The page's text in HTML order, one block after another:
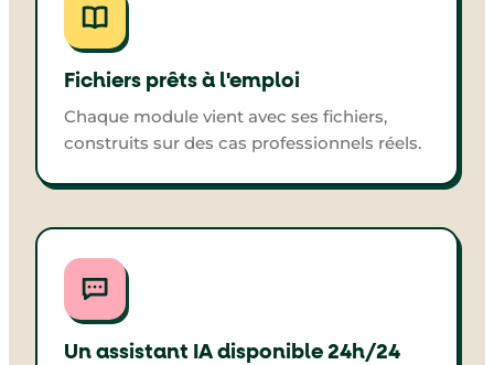
Fichiers prêts à l'emploi
Chaque module vient avec ses fichiers,
construits sur des cas professionnels réels.
Un assistant IA disponible 24h/24